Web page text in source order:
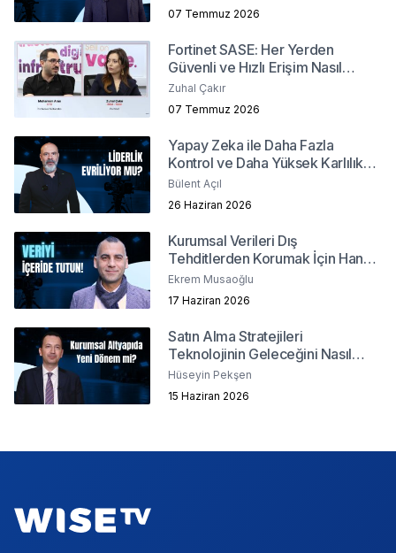
07 Temmuz 2026
Fortinet SASE: Her Yerden
Güvenli ve Hızlı Erişim Nasıl
Sağlanır?
Zuhal Çakır
07 Temmuz 2026
Yapay Zeka ile Daha Fazla
Kontrol ve Daha Yüksek Karlılık
Mümkün mü?
Bülent Açıl
26 Haziran 2026
Kurumsal Verileri Dış
Tehditlerden Korumak İçin Hangi
Yöntemler İzlenmeli?
Ekrem Musaoğlu
17 Haziran 2026
Satın Alma Stratejileri
Teknolojinin Geleceğini Nasıl
Şekillendiriyor?
Hüseyin Pekşen
15 Haziran 2026